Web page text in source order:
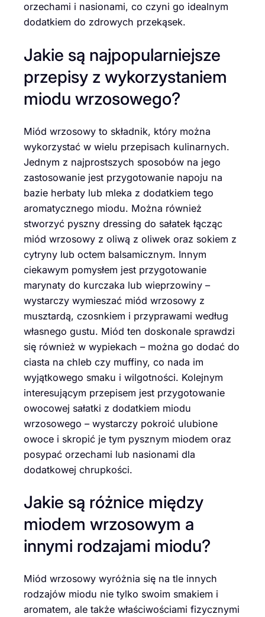
orzechami i nasionami, co czyni go idealnym
dodatkiem do zdrowych przekąsek.
Jakie są najpopularniejsze
przepisy z wykorzystaniem
miodu wrzosowego?
Miód wrzosowy to składnik, który można
wykorzystać w wielu przepisach kulinarnych.
Jednym z najprostszych sposobów na jego
zastosowanie jest przygotowanie napoju na
bazie herbaty lub mleka z dodatkiem tego
aromatycznego miodu. Można również
stworzyć pyszny dressing do sałatek łącząc
miód wrzosowy z oliwą z oliwek oraz sokiem z
cytryny lub octem balsamicznym. Innym
ciekawym pomysłem jest przygotowanie
marynaty do kurczaka lub wieprzowiny –
wystarczy wymieszać miód wrzosowy z
musztardą, czosnkiem i przyprawami według
własnego gustu. Miód ten doskonale sprawdzi
się również w wypiekach – można go dodać do
ciasta na chleb czy muffiny, co nada im
wyjątkowego smaku i wilgotności. Kolejnym
interesującym przepisem jest przygotowanie
owocowej sałatki z dodatkiem miodu
wrzosowego – wystarczy pokroić ulubione
owoce i skropić je tym pysznym miodem oraz
posypać orzechami lub nasionami dla
dodatkowej chrupkości.
Jakie są różnice między
miodem wrzosowym a
innymi rodzajami miodu?
Miód wrzosowy wyróżnia się na tle innych
rodzajów miodu nie tylko swoim smakiem i
aromatem, ale także właściwościami fizycznymi